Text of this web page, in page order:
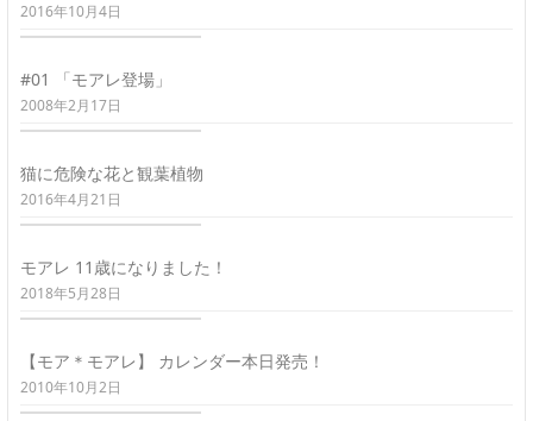
2016年10月4日
#01 「モアレ登場」
2008年2月17日
猫に危険な花と観葉植物
2016年4月21日
モアレ 11歳になりました！
2018年5月28日
【モア＊モアレ】 カレンダー本日発売！
2010年10月2日